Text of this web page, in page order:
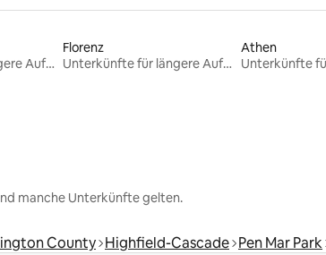
Unterkünfte für längere Aufenthalte
Florenz
Unterkünfte für längere Aufenthalte
Athen
manche Unterkünfte gelten.
County Highfield-Cascade Pen Mar Park